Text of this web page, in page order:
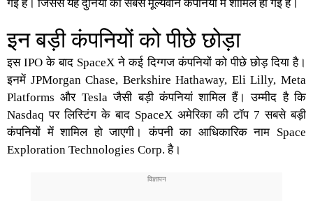
गई है। जिससे यह दुनिया की सबसे मूल्यवान कंपनियों में शामिल हो गई है।
इन बड़ी कंपनियों को पीछे छोड़ा
इस IPO के बाद SpaceX ने कई दिग्गज कंपनियों को पीछे छोड़ दिया है।
इनमें JPMorgan Chase, Berkshire Hathaway, Eli Lilly, Meta
Platforms और Teslaजैसी बड़ी कंपनियां शामिल हैं। उम्मीद है कि
Nasdaq पर लिस्टिंग के बाद SpaceX अमेरिका की टॉप 7 सबसे बड़ी
कंपनियों में शामिल हो जाएगी। कंपनी का आधिकारिक नाम Space
Exploration Technologies Corp. है।